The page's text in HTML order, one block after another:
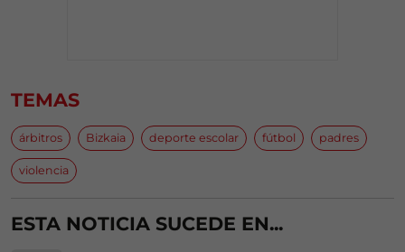
TEMAS
árbitros Bizkaia deporte escolar fútbol padres
violencia
ESTA NOTICIA SUCEDE EN...